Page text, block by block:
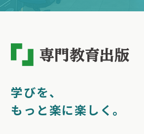
学びを、
もっと楽に楽しく。